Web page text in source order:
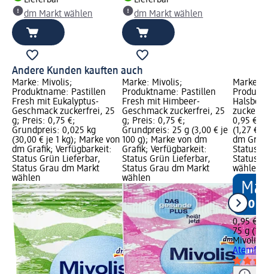
dm Markt wählen
dm Markt wählen
Andere Kunden kauften auch
Marke: Mivolis;
Produktname: Pastillen
Fresh mit Eukalyptus-
Geschmack zuckerfrei, 25
g; Preis: 0,75 €;
Grundpreis: 0,025 kg
(30,00 € je 1 kg); Marke von
dm Grafik; Verfügbarkeit:
Status Grün Lieferbar,
Status Grau dm Markt
wählen
Marke: Mivolis;
Produktname: Pastillen
Fresh mit Himbeer-
Geschmack zuckerfrei, 25
g; Preis: 0,75 €;
Grundpreis: 25 g (3,00 € je
100 g); Marke von dm
Grafik; Verfügbarkeit:
Status Grün Lieferbar,
Status Grau dm Markt
wählen
Marke:
0,95 €;
(1,27 €
dm
Status
Status
wählen
0,95 €
75 g
Mivolis